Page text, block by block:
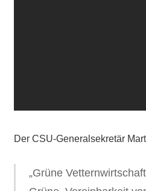
Der CSU-Generalsekretär
„Grüne